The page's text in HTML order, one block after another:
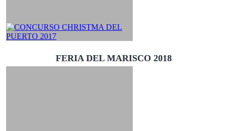
FERIA DEL MARISCO 2018